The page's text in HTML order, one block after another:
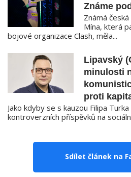
Známe
Známá
Mína, která
bojové organizace Clash, měla...
Lipavský
minulosti
proti
Jako kdyby se s kauzou Filipa
kontroverzních příspěvků na
Sdílet článek na